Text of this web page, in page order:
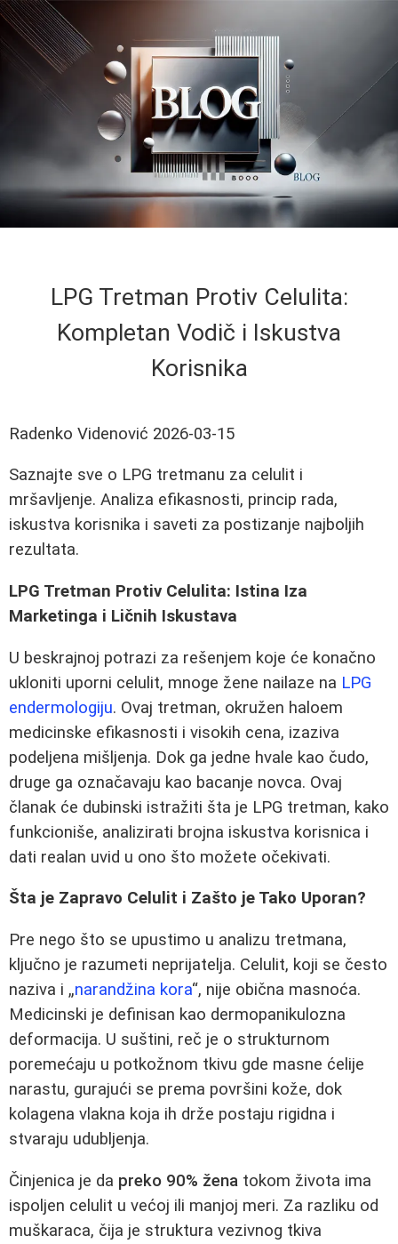
LPG Tretman Protiv Celulita:
Kompletan Vodič i Iskustva
Korisnika
Radenko Videnović 2026-03-15
Saznajte sve o LPG tretmanu za celulit i
mršavljenje. Analiza efikasnosti, princip rada,
iskustva korisnika i saveti za postizanje najboljih
rezultata.
LPG Tretman Protiv Celulita: Istina Iza
Marketinga i Ličnih Iskustava
U beskrajnoj potrazi za rešenjem koje će konačno
ukloniti uporni celulit, mnoge žene nailaze na LPG
endermologiju. Ovaj tretman, okružen haloem
medicinske efikasnosti i visokih cena, izaziva
podeljena mišljenja. Dok ga jedne hvale kao čudo,
druge ga označavaju kao bacanje novca. Ovaj
članak će dubinski istražiti šta je LPG tretman, kako
funkcioniše, analizirati brojna iskustva korisnica i
dati realan uvid u ono što možete očekivati.
Šta je Zapravo Celulit i Zašto je Tako Uporan?
Pre nego što se upustimo u analizu tretmana,
ključno je razumeti neprijatelja. Celulit, koji se često
naziva i „narandžina kora“, nije obična masnoća.
Medicinski je definisan kao dermopanikulozna
deformacija. U suštini, reč je o strukturnom
poremećaju u potkožnom tkivu gde masne ćelije
narastu, gurajući se prema površini kože, dok
kolagena vlakna koja ih drže postaju rigidna i
stvaraju udubljenja.
Činjenica je da preko 90% žena tokom života ima
ispoljen celulit u većoj ili manjoj meri. Za razliku od
muškaraca, čija je struktura vezivnog tkiva